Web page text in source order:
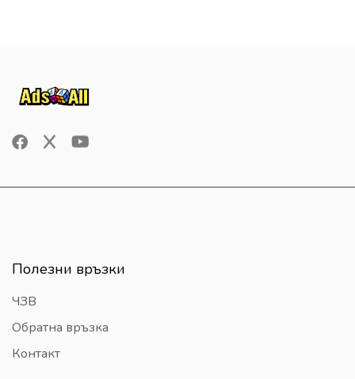
Полезни връзки
ЧЗВ
Обратна връзка
Контакт